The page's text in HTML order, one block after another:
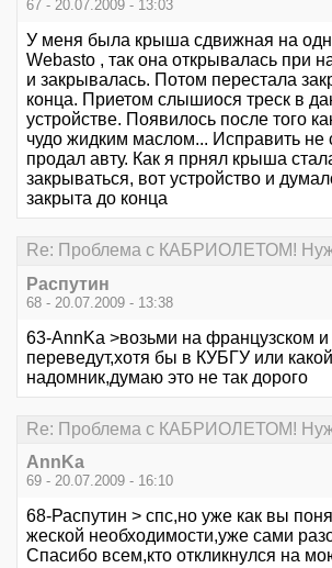
67 - 20.07.2009 - 13:03
У меня была крыша сдвижная на
Webasto , так она открывалась при
и закрывалась. Потом перестала
конца. Приетом слышиося треск в
устройстве. Появилось после того
чудо жидким маслом... Исправить не
продал авту. Как я прнял крыша
закрываться, вот устройство и
закрыта до конца
Re: Проблема с КАБРИОЛЕТОМ!
Распутин
68 - 20.07.2009 - 13:38
63-AnnKa >возьми на французском и
переведут,хотя бы в КУБГУ или
надомник,думаю это не так дорого
Re: Проблема с КАБРИОЛЕТОМ!
AnnKa
69 - 20.07.2009 - 16:10
68-Распутин > спс,но уже как вы
жеской необходимости,уже сами
Спасибо всем,кто откликнулся на